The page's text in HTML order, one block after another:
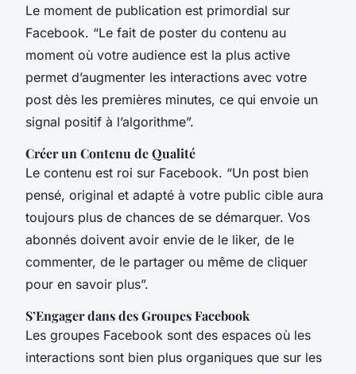
Le moment de publication est primordial sur
Facebook. “Le fait de poster du contenu au
moment où votre audience est la plus active
permet d’augmenter les interactions avec votre
post dès les premières minutes, ce qui envoie un
signal positif à l’algorithme”.
Créer un Contenu de Qualité
Le contenu est roi sur Facebook. “Un post bien
pensé, original et adapté à votre public cible aura
toujours plus de chances de se démarquer. Vos
abonnés doivent avoir envie de le liker, de le
commenter, de le partager ou même de cliquer
pour en savoir plus”.
S’Engager dans des Groupes Facebook
Les groupes Facebook sont des espaces où les
interactions sont bien plus organiques que sur les